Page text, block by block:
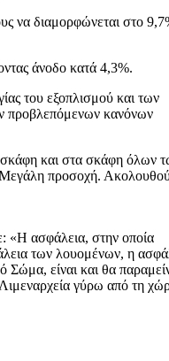
να διαμορφώνεται στο
άνοδο κατά 4,3%.
του εξοπλισμού και των
προβλεπόμενων κανόνων
σκάφη και στα σκάφη όλων
Μεγάλη προσοχή.
«Η ασφάλεια, στην οποία
των λουομένων, η
είναι και θα
γύρω από τη